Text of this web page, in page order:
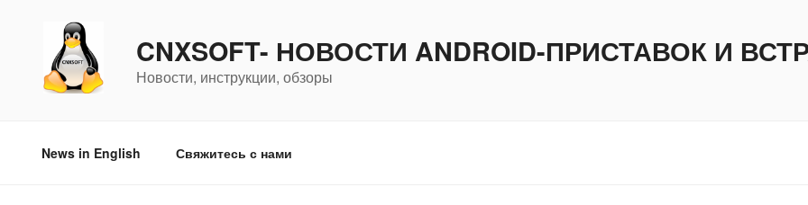
содержимому
CNXSOFT- НОВОСТИ ANDROID-ПРИСТАВОК И
Новости, инструкции, обзоры
News in English Свяжитесь с нами